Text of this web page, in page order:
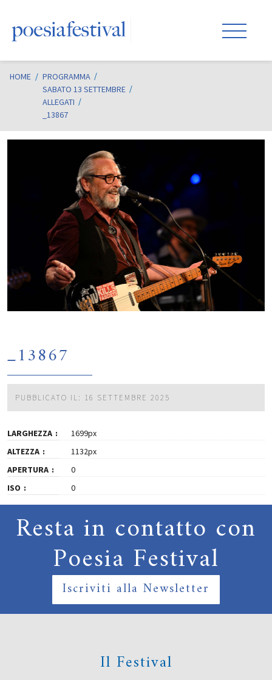
HOME / PROGRAMMA
SABATO 13 SETTEMBRE
ALLEGATI
_13867
_13867
PUBBLICATO IL: 16 SETTEMBRE 2025
LARGHEZZA
1699px
ALTEZZA
1132px
APERTURA
0
ISO
0
Resta in contatto con
Poesia Festival
Iscriviti alla Newsletter
Il Festival